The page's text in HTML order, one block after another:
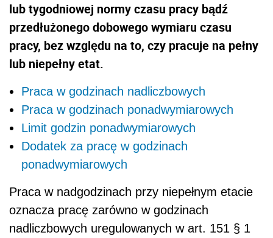
lub tygodniowej normy czasu pracy bądź
przedłużonego dobowego wymiaru czasu
pracy, bez względu na to, czy pracuje na pełny
lub niepełny etat.
Praca w godzinach nadliczbowych
Praca w godzinach ponadwymiarowych
Limit godzin ponadwymiarowych
Dodatek za pracę w godzinach
ponadwymiarowych
Praca w nadgodzinach przy niepełnym etacie
oznacza pracę zarówno w godzinach
nadliczbowych uregulowanych w art. 151 § 1